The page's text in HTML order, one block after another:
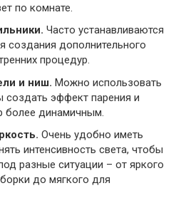
по комнате.
Часто устанавливаются
создания дополнительного
процедур.
и ниш. Можно использовать
создать эффект парения и
более динамичным.
Очень удобно иметь
интенсивность света, чтобы
разные ситуации – от яркого
до мягкого для